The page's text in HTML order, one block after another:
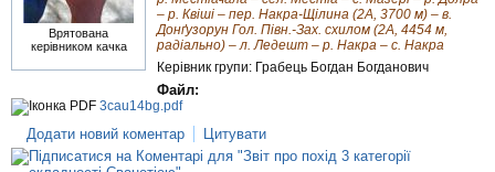
Врятована
керівником качка
– р. Квіші – пер. Накра-Щілина (2А, 3700 м) – в.
Донґузорун Гол. Півн.-Зах. схилом (2А, 4454 м,
радіально) – л. Ледешт – р. Накра – с. Накра
Керівник групи: Грабець Богдан Богданович
Файл:
3cau14bg.pdf
Додати новий коментар Цитувати